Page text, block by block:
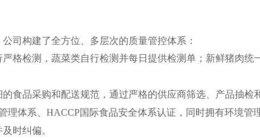
司构建了全方位、多层次的质量管控体系：
严格检测，蔬菜类自行检测并每日提供检测单；新鲜猪肉
的食品采购和配送规范，通过严格的供应商筛选、产品抽
管理体系、HACCP国际食品安全体系认证，同时拥有环境
时纠偏。